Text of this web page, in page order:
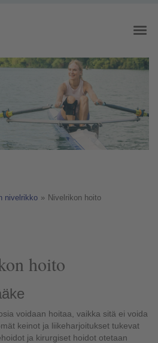
nivelrikko » Nivelrikon hoito
hoito
voidaan hoitaa, vaikka sitä ei voida
keinot ja liikeharjoitukset tukevat
ja kirurgiset hoidot otetaan